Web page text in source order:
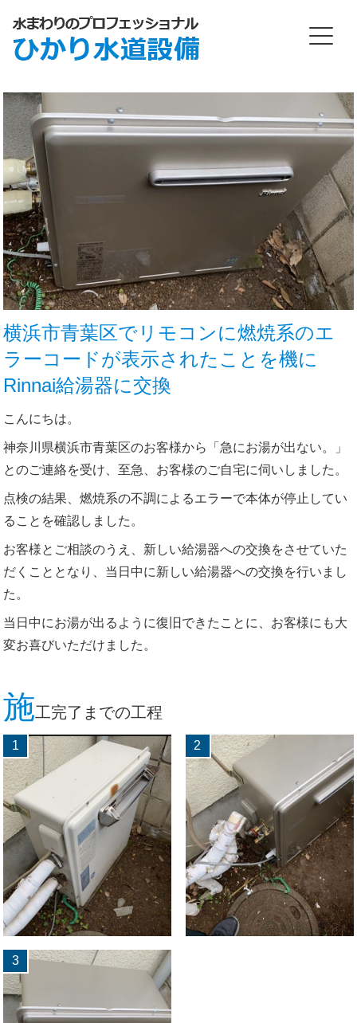
横浜市青葉区でリモコンに燃焼系のエ
ラーコードが表示されたことを機に
Rinnai給湯器に交換
こんにちは。
神奈川県横浜市青葉区のお客様から「急にお湯が出ない。」
とのご連絡を受け、至急、お客様のご自宅に伺いしました。
点検の結果、燃焼系の不調によるエラーで本体が停止してい
ることを確認しました。
お客様とご相談のうえ、新しい給湯器への交換をさせていた
だくこととなり、当日中に新しい給湯器への交換を行いまし
た。
当日中にお湯が出るように復旧できたことに、お客様にも大
変お喜びいただけました。
施工完了までの工程
1 2
3